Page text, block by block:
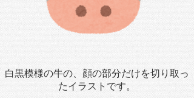
白黒模様の牛の、顔の部分だけを切り取っ
たイラストです。